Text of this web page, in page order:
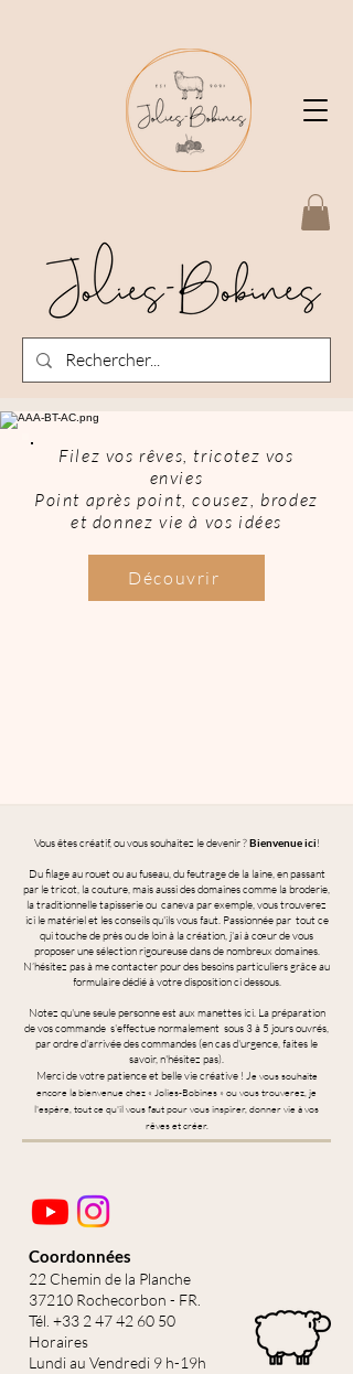
Filez vos rêves, tricotez vos
envies
Point après point, cousez, brodez
et donnez vie à vos idées
Découvrir
Vous êtes créatif, ou vous souhaitez le devenir ?Bienvenue ici!
Du filage au rouet ou au fuseau, du feutrage de la laine, en passant
par le tricot, la couture, mais aussi des domaines comme la broderie,
la traditionnelle tapisserie ou caneva par exemple, vous trouverez
ici le matériel et les conseils qu'ils vous faut. Passionnée par tout ce
qui touche de près ou de loin à la création, j'ai à cœur de vous
proposer une sélection rigoureuse dans de nombreux domaines.
N’hésitez pas à me contacter pour des besoins particuliers grâce au
formulaire dédié à votre disposition ci dessous.
Notez qu'une seule personne est aux manettes ici. La préparation
de vos commande s'effectue normalement sous 3 à 5 jours ouvrés,
par ordre d'arrivée des commandes (en cas d'urgence, faites le
savoir, n'hésitez pas).
Merci de votre patience et belle vie créative ! Je vous souhaite
encore la bienvenue chez « Jolies-Bobines » ou vous trouverez, je
l'espère, tout ce qu'il vous faut pour vous inspirer, donner vie à vos
rêves et créer.
Coordonnées
22 Chemin de la Planche
37210 Rochecorbon - FR.
Tél. +33 2 47 42 60 50
Horaires
Lundi au Vendredi 9 h-19h